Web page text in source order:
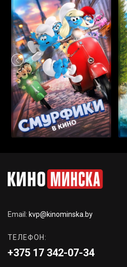
Email: kvp@kinominska.by
ТЕЛЕФОН:
+375 17 342-07-34